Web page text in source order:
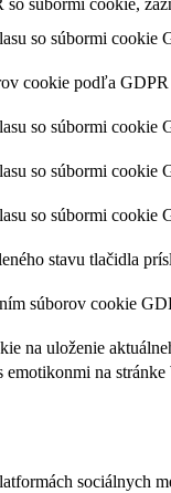
súbormi cookie,
so súbormi
cookie podľa
so súbormi
so súbormi
so súbormi
stavu tlačidla
súborov cookie
na uloženie
na
sociálnych